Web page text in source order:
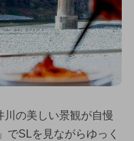
の美しい景観が自慢
でSLを見ながらゆっく